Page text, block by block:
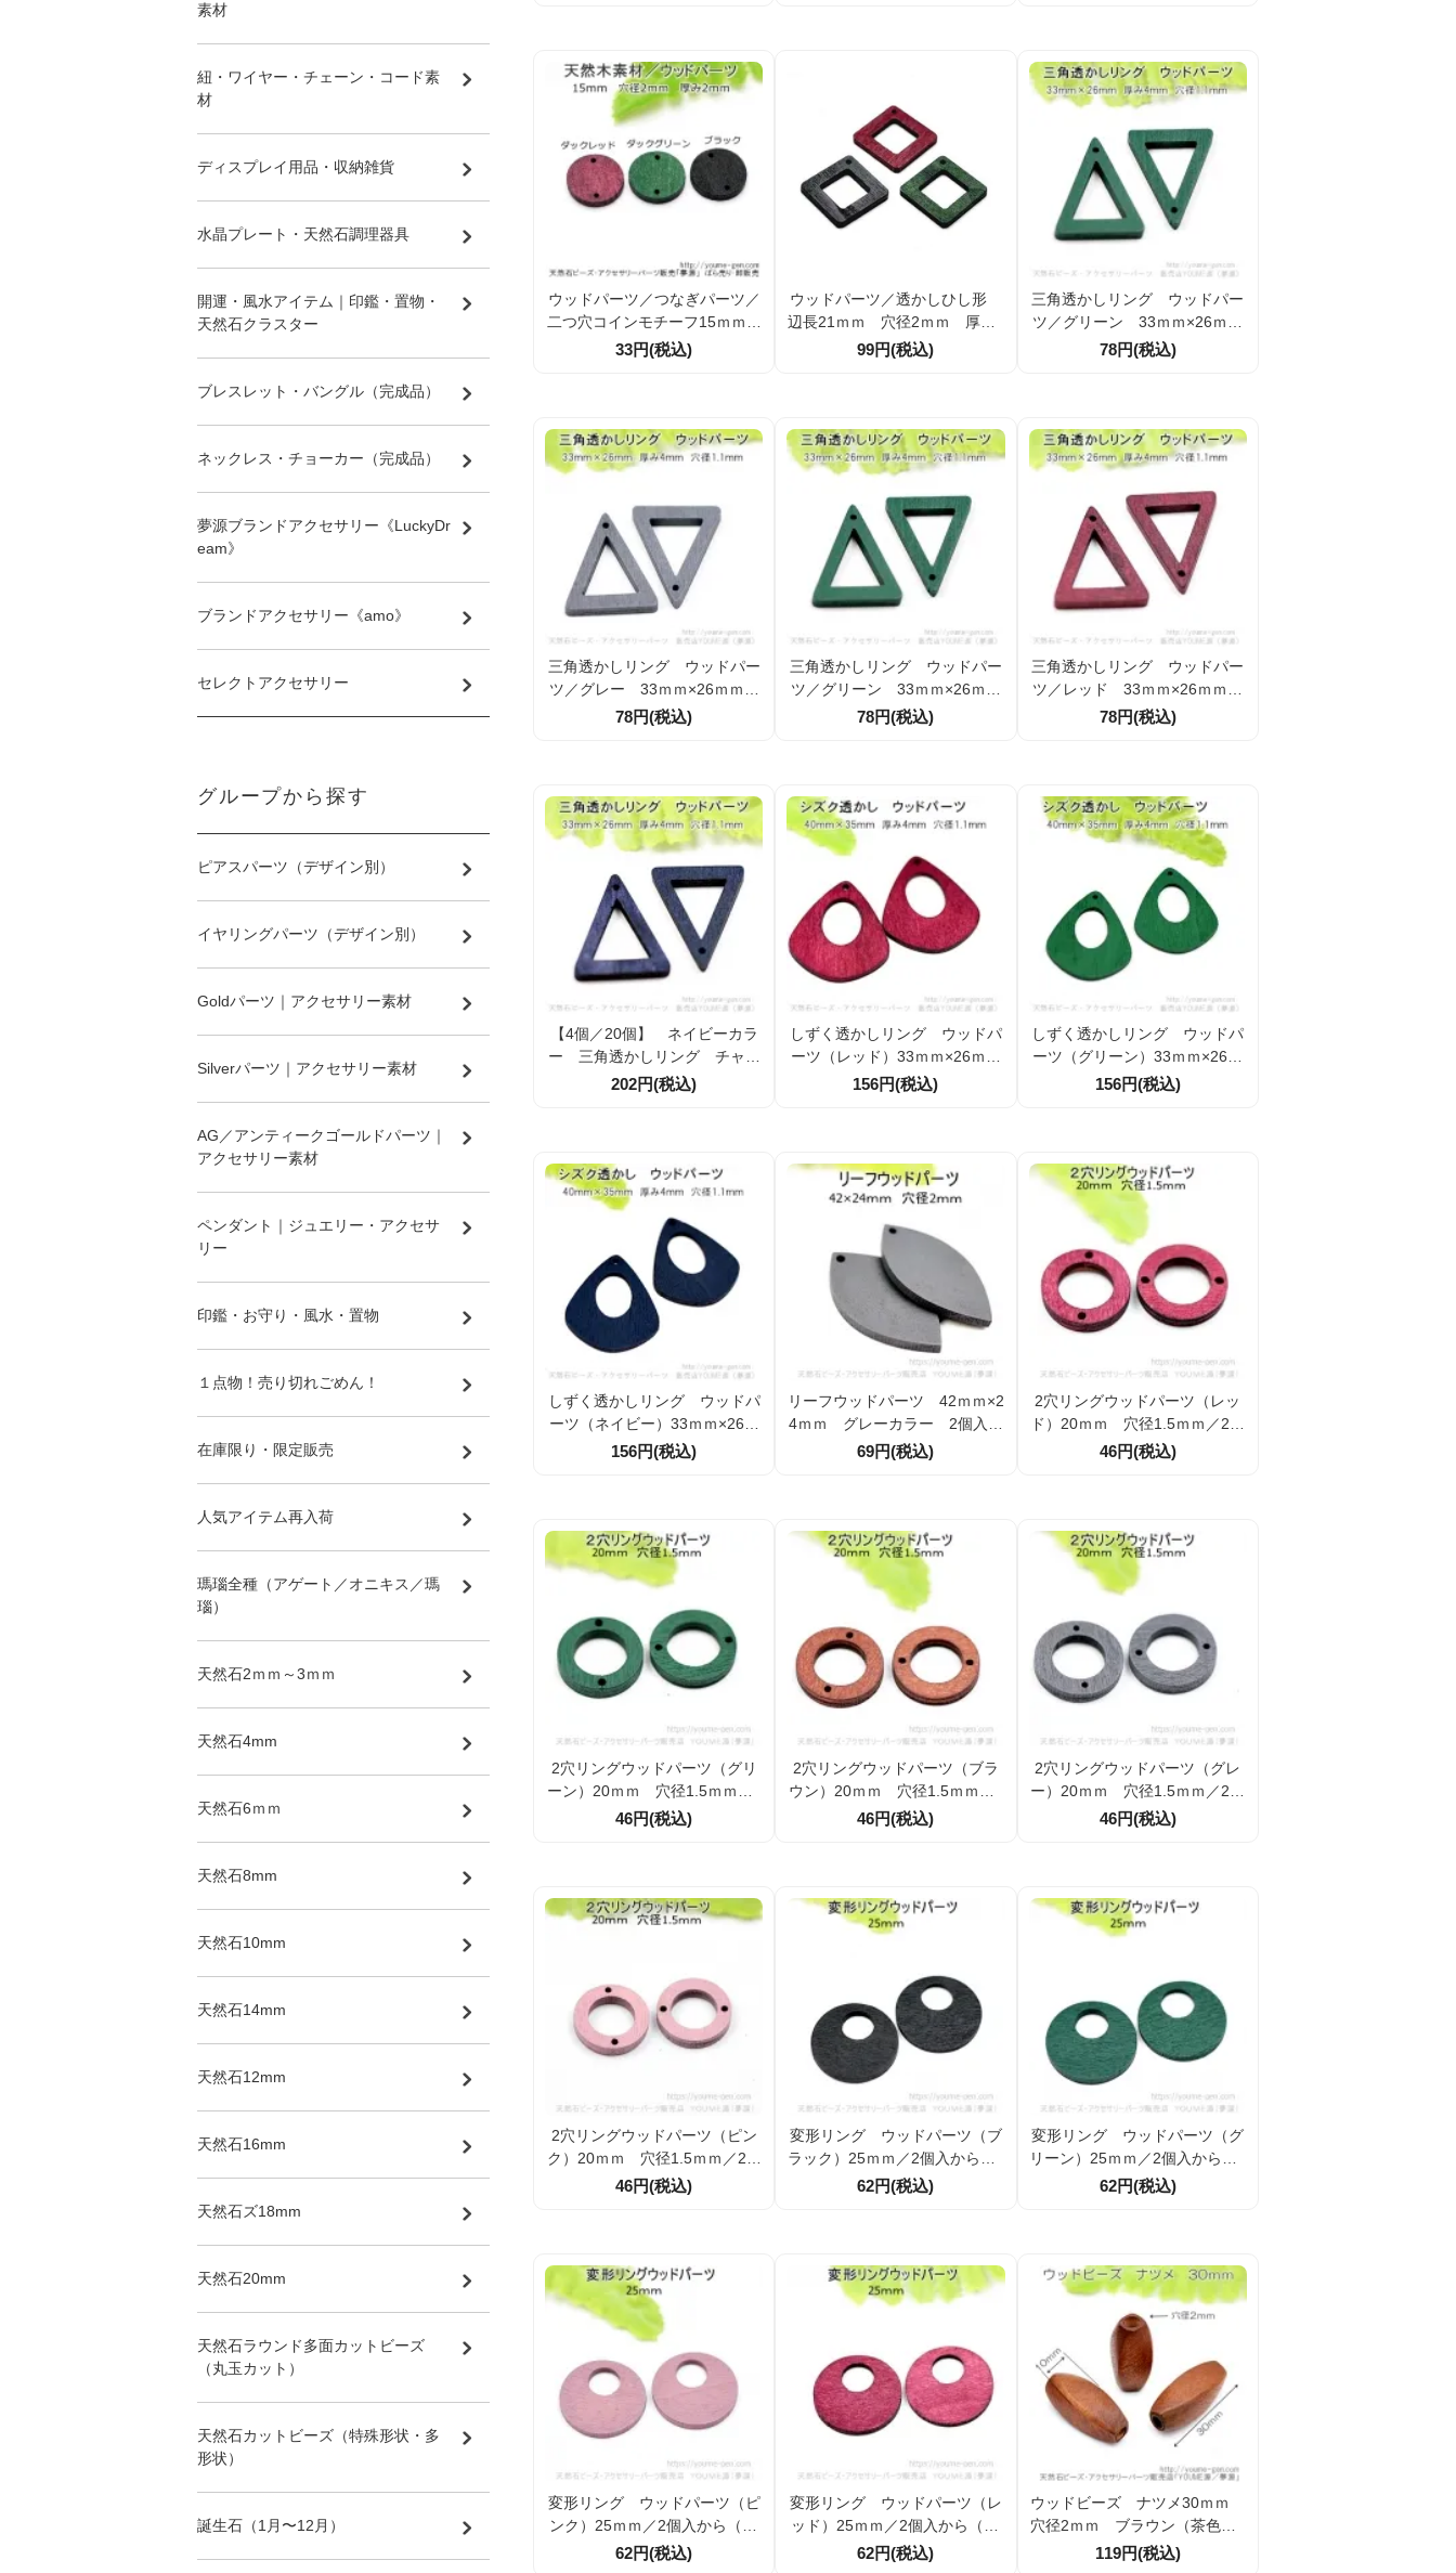
ウッドパーツ／つなぎパーツ／
二つ穴コインモチーフ15ｍｍ
穴径2ｍｍ 厚み2ｍｍ 1個よ
33円(税込)
ウッドパーツ／透かしひし形
辺長21ｍｍ 穴径2ｍｍ 厚み2
ｍｍ 2個/10個 (123457791)
99円(税込)
三角透かしリング ウッドパー
ツ／グリーン 33ｍｍ×26ｍｍ
／2個より (143816041)
78円(税込)
三角透かしリング ウッドパー
ツ／グレー 33ｍｍ×26ｍｍ／
2個より (143816139)
78円(税込)
三角透かしリング ウッドパー
ツ／グリーン 33ｍｍ×26ｍｍ
／2個より (143816495)
78円(税込)
三角透かしリング ウッドパー
ツ／レッド 33ｍｍ×26ｍｍ／
2個より (143816498)
78円(税込)
【4個／20個】 ネイビーカラ
ー 三角透かしリング チャー
ム ウッドパーツ 33ｍｍ×26
202円(税込)
しずく透かしリング ウッドパ
ーツ（レッド）33ｍｍ×26ｍｍ
／2個入から (143860481)
156円(税込)
しずく透かしリング ウッドパ
ーツ（グリーン）33ｍｍ×26ｍ
ｍ／2個入から（143860552）
156円(税込)
しずく透かしリング ウッドパ
ーツ（ネイビー）33ｍｍ×26ｍ
ｍ／2個入から（143860758）
156円(税込)
リーフウッドパーツ 42ｍｍ×2
4ｍｍ グレーカラー 2個入／
20個入（143862886）
69円(税込)
2穴リングウッドパーツ（レッ
ド）20ｍｍ 穴径1.5ｍｍ／2個
入から（143863569）
46円(税込)
2穴リングウッドパーツ（グリ
ーン）20ｍｍ 穴径1.5ｍｍ／2
個入から（143863955）
46円(税込)
2穴リングウッドパーツ（ブラ
ウン）20ｍｍ 穴径1.5ｍｍ／2
個入から（143864031）
46円(税込)
2穴リングウッドパーツ（グレ
ー）20ｍｍ 穴径1.5ｍｍ／2個
入から（143864189）
46円(税込)
2穴リングウッドパーツ（ピン
ク）20ｍｍ 穴径1.5ｍｍ／2個
入から（143864311）
46円(税込)
変形リング ウッドパーツ（ブ
ラック）25ｍｍ／2個入から（1
43883646）
62円(税込)
変形リング ウッドパーツ（グ
リーン）25ｍｍ／2個入から（1
43884173）
62円(税込)
変形リング ウッドパーツ（ピ
ンク）25ｍｍ／2個入から（14
3884456）
62円(税込)
変形リング ウッドパーツ（レ
ッド）25ｍｍ／2個入から（14
3885272）
62円(税込)
ウッドビーズ ナツメ30ｍｍ
穴径2ｍｍ ブラウン（茶色）2
個／20個入 (146028748)
119円(税込)
素材
紐・ワイヤー・チェーン・コード素
材
ディスプレイ用品・収納雑貨
水晶プレート・天然石調理器具
開運・風水アイテム｜印鑑・置物・
天然石クラスター
ブレスレット・バングル（完成品）
ネックレス・チョーカー（完成品）
夢源ブランドアクセサリー《LuckyDr
eam》
ブランドアクセサリー《amo》
セレクトアクセサリー
グループから探す
ピアスパーツ（デザイン別）
イヤリングパーツ（デザイン別）
Goldパーツ｜アクセサリー素材
Silverパーツ｜アクセサリー素材
AG／アンティークゴールドパーツ｜
アクセサリー素材
ペンダント｜ジュエリー・アクセサ
リー
印鑑・お守り・風水・置物
１点物！売り切れごめん！
在庫限り・限定販売
人気アイテム再入荷
瑪瑙全種（アゲート／オニキス／瑪
瑙）
天然石2ｍｍ～3ｍｍ
天然石4mm
天然石6ｍｍ
天然石8mm
天然石10mm
天然石14mm
天然石12mm
天然石16mm
天然石ズ18mm
天然石20mm
天然石ラウンド多面カットビーズ
（丸玉カット）
天然石カットビーズ（特殊形状・多
形状）
誕生石（1月〜12月）